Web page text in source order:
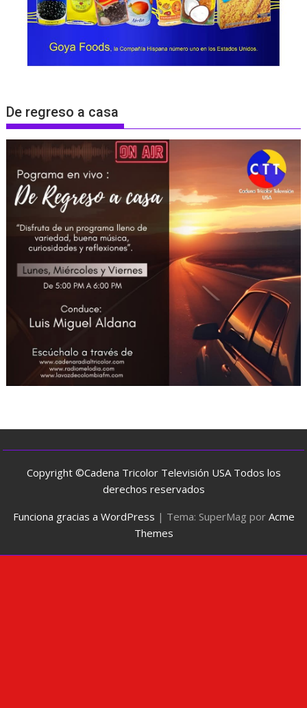
De regreso a casa
Copyright ©Cadena Tricolor Televisión USA Todos los
derechos reservados
Funciona gracias a WordPress | Tema: SuperMag por Acme
Themes